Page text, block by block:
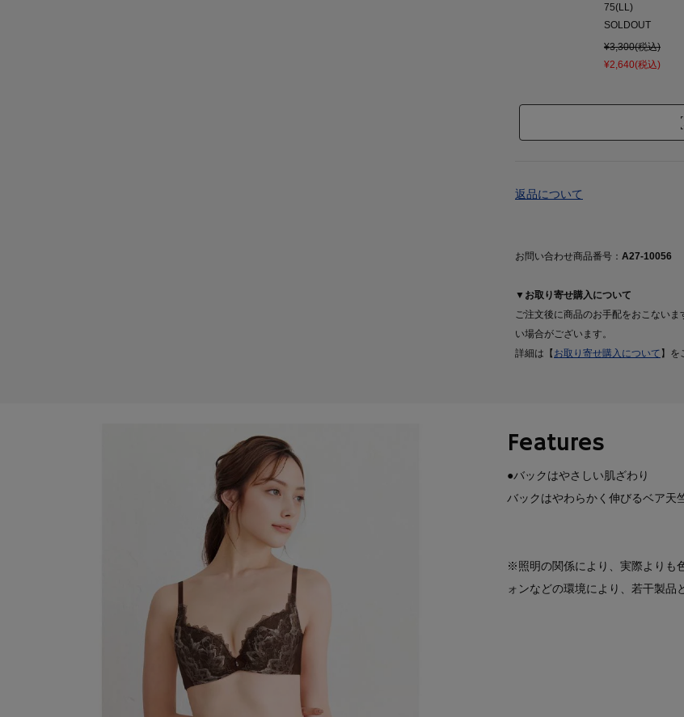
75(LL)
SOLDOUT
¥3,300(税込)
¥2,640(税込)
返品について
お問い合わせ商品番号： A27-10056
▼お取り寄せ購入について
ご注文後に商品のお手配をおこない
い場合がございます。
詳細は【 お取り寄せ購入について 】を
Features
●バックはやさしい肌ざわり
バックはやわらかく伸びるベア天
※照明の関係により、実際よりも
ォンなどの環境により、若干製品